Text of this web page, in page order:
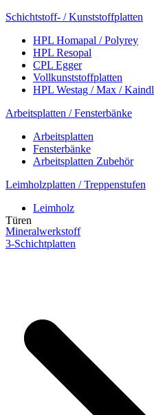
Schichtstoff- / Kunststoffplatten
HPL Homapal / Polyrey
HPL Resopal
CPL Egger
Vollkunststoffplatten
HPL Westag / Max / Kaindl
Arbeitsplatten / Fensterbänke
Arbeitsplatten
Fensterbänke
Arbeitsplatten Zubehör
Leimholzplatten / Treppenstufen
Leimholz
Mineralwerkstoff
3-Schichtplatten
Türen